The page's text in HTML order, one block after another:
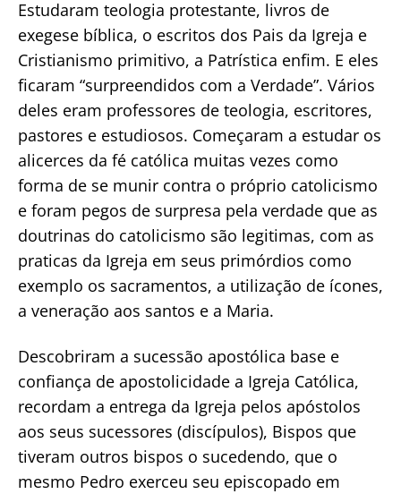
Estudaram teologia protestante, livros de
exegese bíblica, o escritos dos Pais da Igreja e
Cristianismo primitivo, a Patrística enfim. E eles
ficaram “surpreendidos com a Verdade”. Vários
deles eram professores de teologia, escritores,
pastores e estudiosos. Começaram a estudar os
alicerces da fé católica muitas vezes como
forma de se munir contra o próprio catolicismo
e foram pegos de surpresa pela verdade que as
doutrinas do catolicismo são legitimas, com as
praticas da Igreja em seus primórdios como
exemplo os sacramentos, a utilização de ícones,
a veneração aos santos e a Maria.
Descobriram a sucessão apostólica base e
confiança de apostolicidade a Igreja Católica,
recordam a entrega da Igreja pelos apóstolos
aos seus sucessores (discípulos), Bispos que
tiveram outros bispos o sucedendo, que o
mesmo Pedro exerceu seu episcopado em